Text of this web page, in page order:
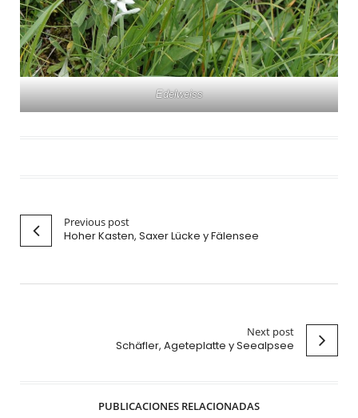
Edelweiss
Previous post
Hoher Kasten, Saxer Lücke y Fälensee
Next post
Schäfler, Ageteplatte y Seealpsee
PUBLICACIONES RELACIONADAS